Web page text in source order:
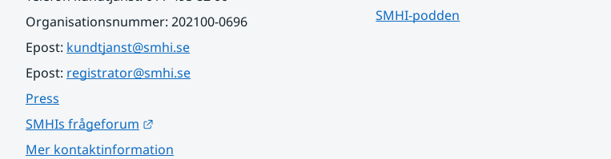
Organisationsnummer: 202100-0696
Epost: kundtjanst@smhi.se
Epost: registrator@smhi.se
Press
SMHIs frågeforum
Mer kontaktinformation
SMHI-podden